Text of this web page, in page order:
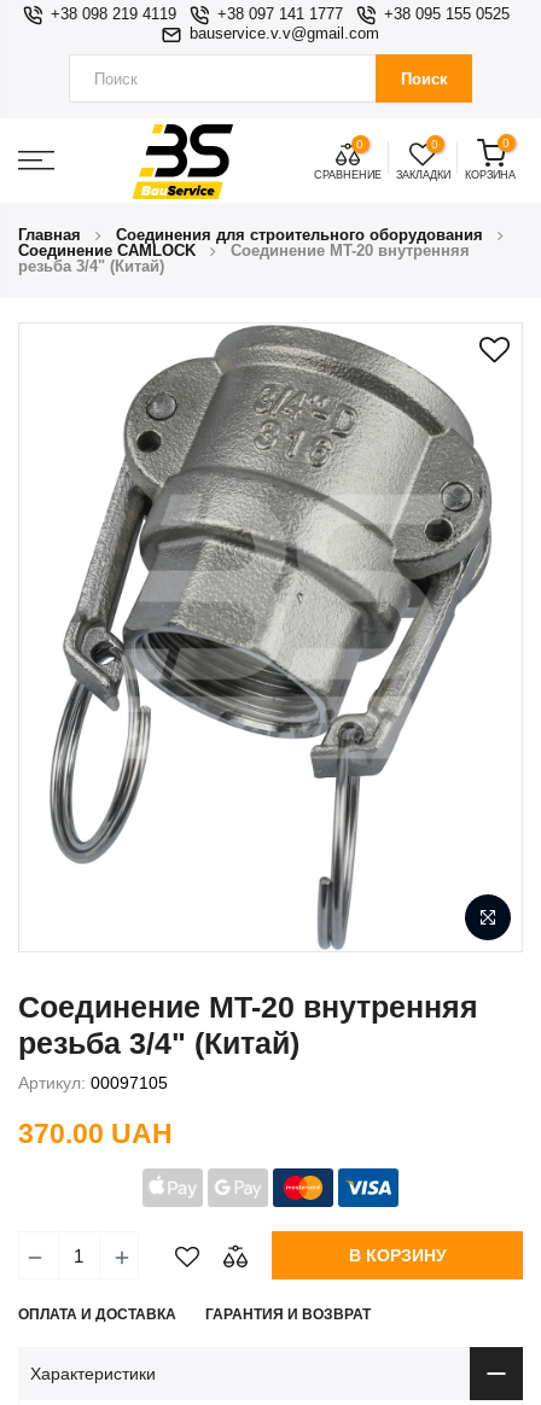
+38 098 219 4119 +38 097 141 1777
+38 095 155 0525
bauservice.v.v@gmail.com
Поиск
0
СРАВНЕНИЕ
0
ЗАКЛАДКИ
0
КОРЗИНА
Главная
Соединения для строительного оборудования
Соединение CAMLOCK
Соединение MT-20 внутренняя
резьба 3/4" (Китай)
Соединение MT-20 внутренняя
резьба 3/4" (Китай)
Артикул: 00097105
370.00 UAH
В КОРЗИНУ
ОПЛАТА И ДОСТАВКА ГАРАНТИЯ И ВОЗВРАТ
Характеристики